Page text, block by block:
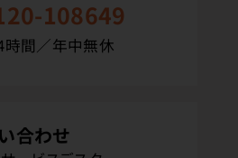
108649
時間／年中無休
合わせ